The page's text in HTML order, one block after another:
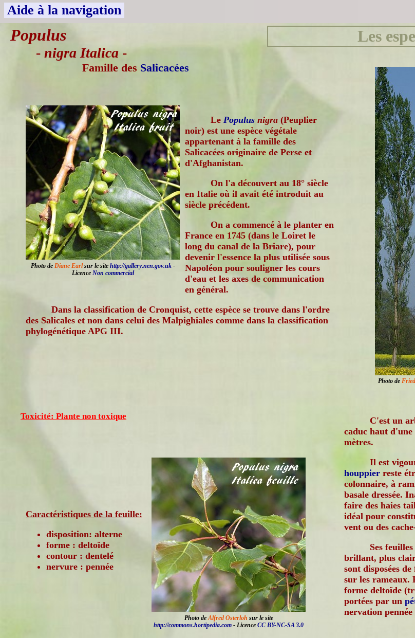
Aide à la navigation
Populus
- nigra Italica-
Famille des Salicacées
Les
Photo de
Photo de Diane Earlsur le site http://gallery.nen.gov.uk-
Licence Non commercial
Le Populus nigra (Peuplier
noir) est une espèce végétale
appartenant à la famille des
Salicacées originaire de Perse et
d'Afghanistan.
On l'a découvert au 18° siècle
en Italie où il avait été introduit au
siècle précédent.
On a commencé à le planter en
France en 1745 (dans le Loiret le
long du canal de la Briare), pour
devenir l'essence la plus utilisée sous
Napoléon pour souligner les cours
d'eau et les axes de communication
en général.
Dans la classification de Cronquist, cette espèce se trouve dans l'ordre
des Salicales et non dans celui des Malpighiales comme dans la classification
phylogénétique APG III.
Toxicité: Plante non toxique
C'est un
caduc haut
mètres.
Il est
houppier reste
colonnaire, à
basale dressée.
faire des haies
idéal pour
vent ou des
Ses
brillant, plus
sont disposées
sur les rameaux.
forme deltoïde
portées par un
nervation pennée
Photo deAlfred Osterloh sur le site
http://commons.hortipedia.com - Licence CC BY-NC-SA 3.0
Caractéristiques de la feuille:
disposition: alterne
forme : deltoïde
contour : dentelé
nervure : pennée